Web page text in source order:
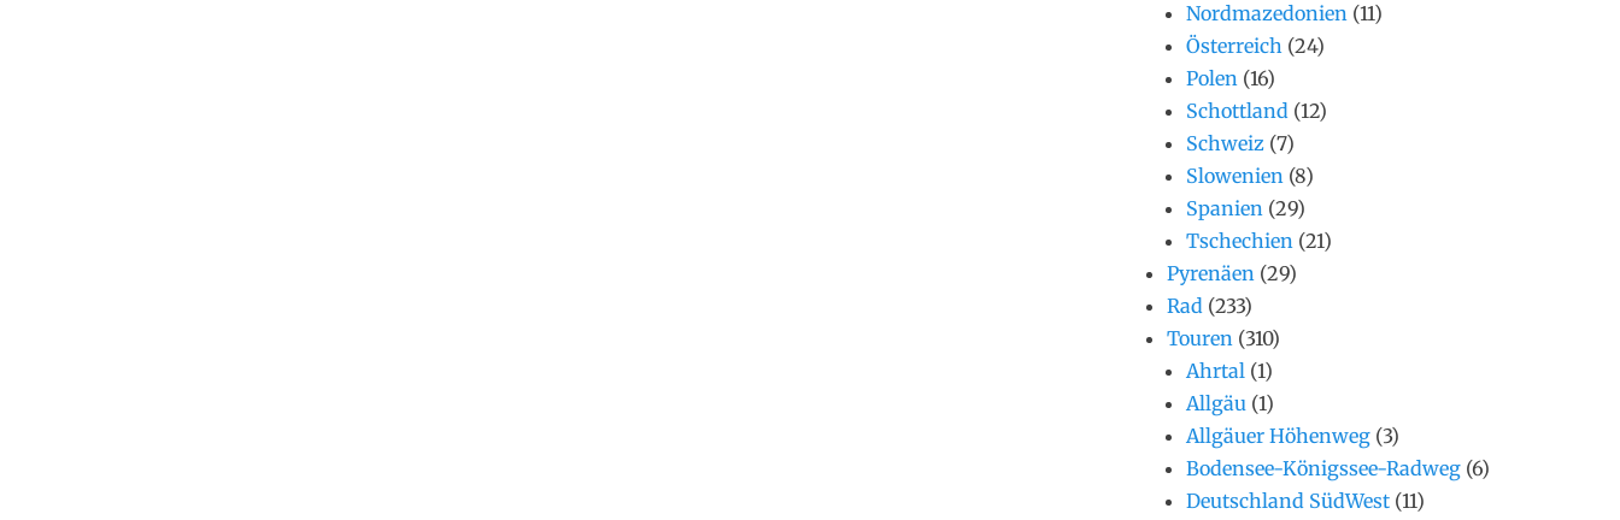
Nordmazedonien (11)
Österreich (24)
Polen (16)
Schottland (12)
Schweiz (7)
Slowenien (8)
Spanien (29)
Tschechien (21)
Pyrenäen (29)
Rad (233)
Touren (310)
Ahrtal (1)
Allgäu (1)
Allgäuer Höhenweg (3)
Bodensee-Königssee-Radweg (6)
Deutschland SüdWest (11)